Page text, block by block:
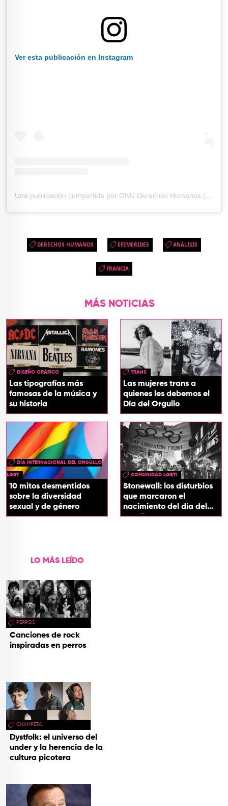
Ver esta publicación en Instagram
Una publicación compartida por ONU Derechos Humanos (@onuderechoshumanos)
DERECHOS HUMANOS EFEMERIDES ANÁLISIS
FRANCIA
MÁS NOTICIAS
DISEÑO GRÁFICO
Las tipografías más
famosas de la música y
su historia
TRANS
Las mujeres trans a
quienes les debemos el
Día del Orgullo
DÍA INTERNACIONAL DEL ORGULLO
LGBT
10 mitos desmentidos
sobre la diversidad
sexual y de género
COMUNIDAD LGBTI
Stonewall: los disturbios
que marcaron el
nacimiento del día del
orgullo
LO MÁS LEÍDO
PERROS
Canciones de rock
inspiradas en perros
CHAMPETA
Dystfolk: el universo del
under y la herencia de la
cultura picotera